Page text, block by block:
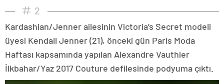
2
Kardashian/Jenner ailesinin Victoria’s Secret modeli
üyesi Kendall Jenner (21), önceki gün Paris Moda
Haftası kapsamında yapılan Alexandre Vauthier
İlkbahar/Yaz 2017 Couture defilesinde podyuma çıktı.